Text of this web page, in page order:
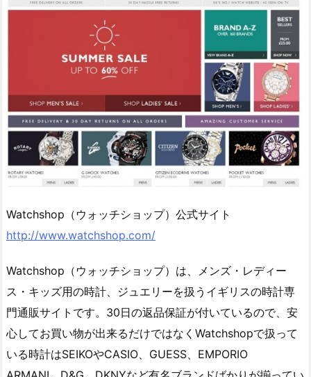
Watchshop（ウォッチショップ）公式サイト
http://www.watchshop.com/
Watchshop（ウォッチショップ）は、メンズ・レディー
ス・キッズ用の時計、ジュエリーを扱うイギリスの時計専
門通販サイトです。30日の返品保証が付いているので、安
心してお買い物が出来るだけではなくWatchshopで扱って
いる時計はSEIKOやCASIO、GUESS、EMPORIO